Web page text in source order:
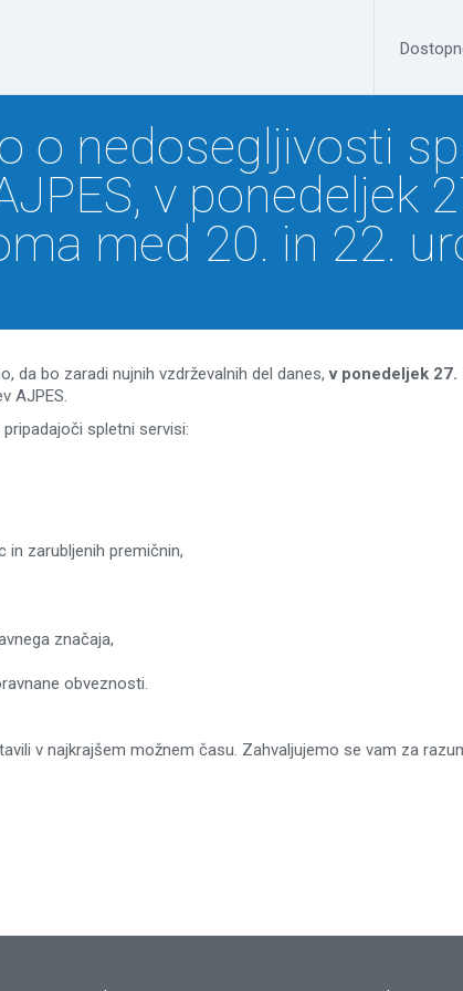
o nedosegljivosti
v ponedeljek
med 20. in 22.
da bo zaradi nujnih vzdrževalnih del danes, v ponedeljek 27.
AJPES.
spletni servisi:
in zarubljenih premičnin,
značaja,
obveznosti.
v najkrajšem možnem času. Zahvaljujemo se vam za